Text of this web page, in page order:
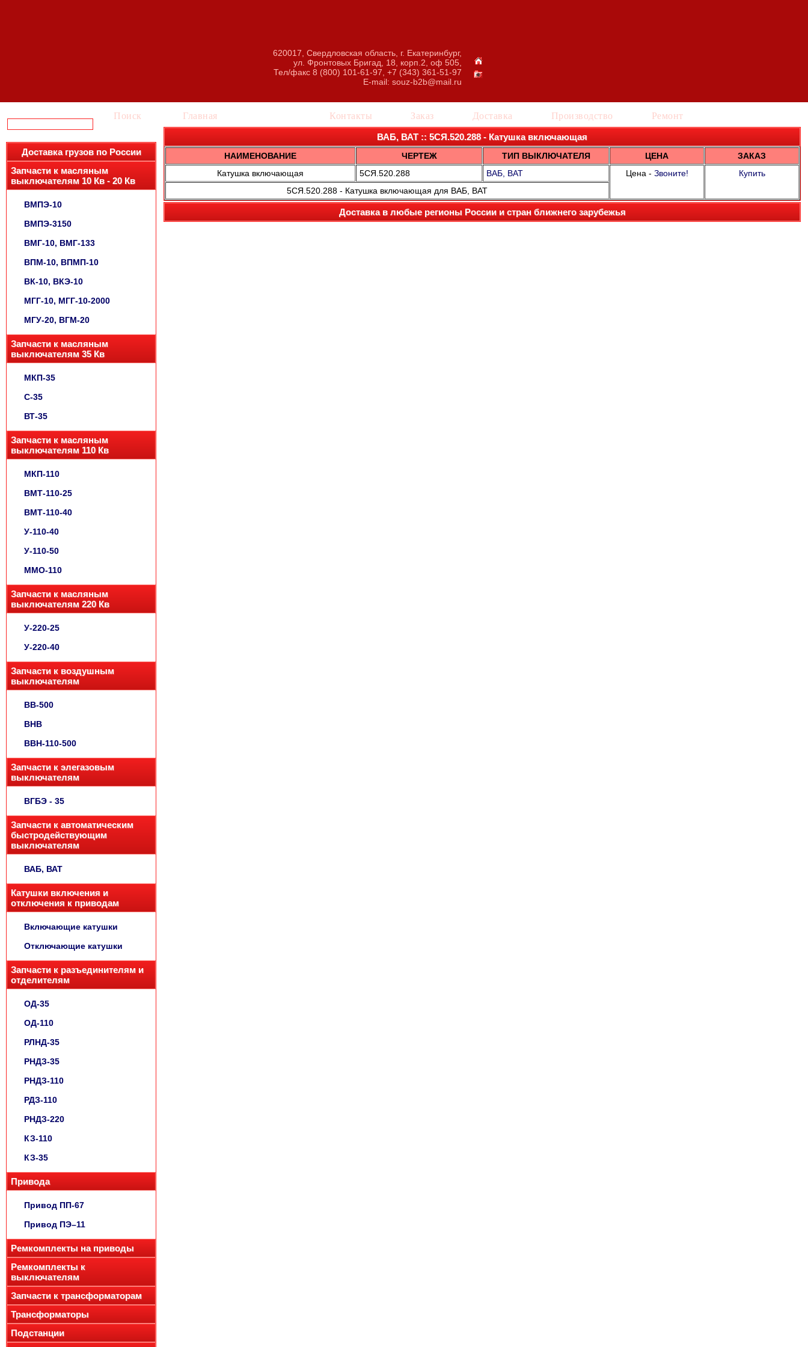
620017, Свердловская область, г. Екатеринбург,
ул. Фронтовых Бригад, 18, корп.2, оф 505,
Тел/факс 8 (800) 101-61-97, +7 (343) 361-51-97
E-mail: souz-b2b@mail.ru
Поиск
Доставка грузов по России
Запчасти к масляным
выключателям 10 Кв - 20 Кв
ВМПЭ-10
ВМПЭ-3150
ВМГ-10, ВМГ-133
ВПМ-10, ВПМП-10
ВК-10, ВКЭ-10
МГГ-10, МГГ-10-2000
МГУ-20, ВГМ-20
Запчасти к масляным
выключателям 35 Кв
МКП-35
С-35
ВТ-35
Запчасти к масляным
выключателям 110 Кв
МКП-110
ВМТ-110-25
ВМТ-110-40
У-110-40
У-110-50
ММО-110
Запчасти к масляным
выключателям 220 Кв
У-220-25
У-220-40
Запчасти к воздушным
выключателям
ВВ-500
ВНВ
ВВН-110-500
Запчасти к элегазовым
выключателям
ВГБЭ - 35
Запчасти к автоматическим
быстродействующим
выключателям
ВАБ, ВАТ
Катушки включения и
отключения к приводам
Включающие катушки
Отключающие катушки
Запчасти к разъединителям и
отделителям
ОД-35
ОД-110
РЛНД-35
РНДЗ-35
РНДЗ-110
РДЗ-110
РНДЗ-220
КЗ-110
КЗ-35
Привода
Привод ПП-67
Привод ПЭ–11
Ремкомплекты на приводы
Ремкомплекты к
выключателям
Запчасти к трансформаторам
Трансформаторы
Подстанции
Главная Контакты Заказ Доставка Производство Ремонт
ВАБ, ВАТ :: 5СЯ.520.288 - Катушка включающая
НАИМЕНОВАНИЕ ЧЕРТЕЖ ТИП ВЫКЛЮЧАТЕЛЯ ЦЕНА
ЗАКАЗ
Катушка включающая
5СЯ.520.288 ВАБ, ВАТ Цена - Звоните!
Купить
5СЯ.520.288 - Катушка включающая для ВАБ, ВАТ
Доставка в любые регионы России и стран ближнего зарубежья